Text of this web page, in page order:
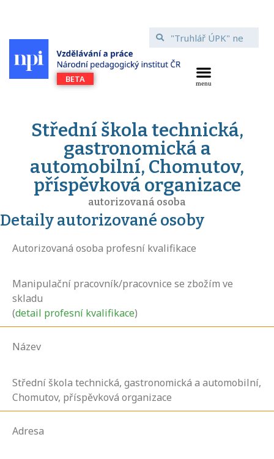
Střední škola technická,
gastronomická a
automobilní, Chomutov,
příspěvková organizace
autorizovaná osoba
Detaily autorizované osoby
Autorizovaná osoba profesní kvalifikace
Manipulační pracovník/pracovnice se zbožím ve
skladu
(detail profesní kvalifikace)
Název
Střední škola technická, gastronomická a automobilní,
Chomutov, příspěvková organizace
Adresa